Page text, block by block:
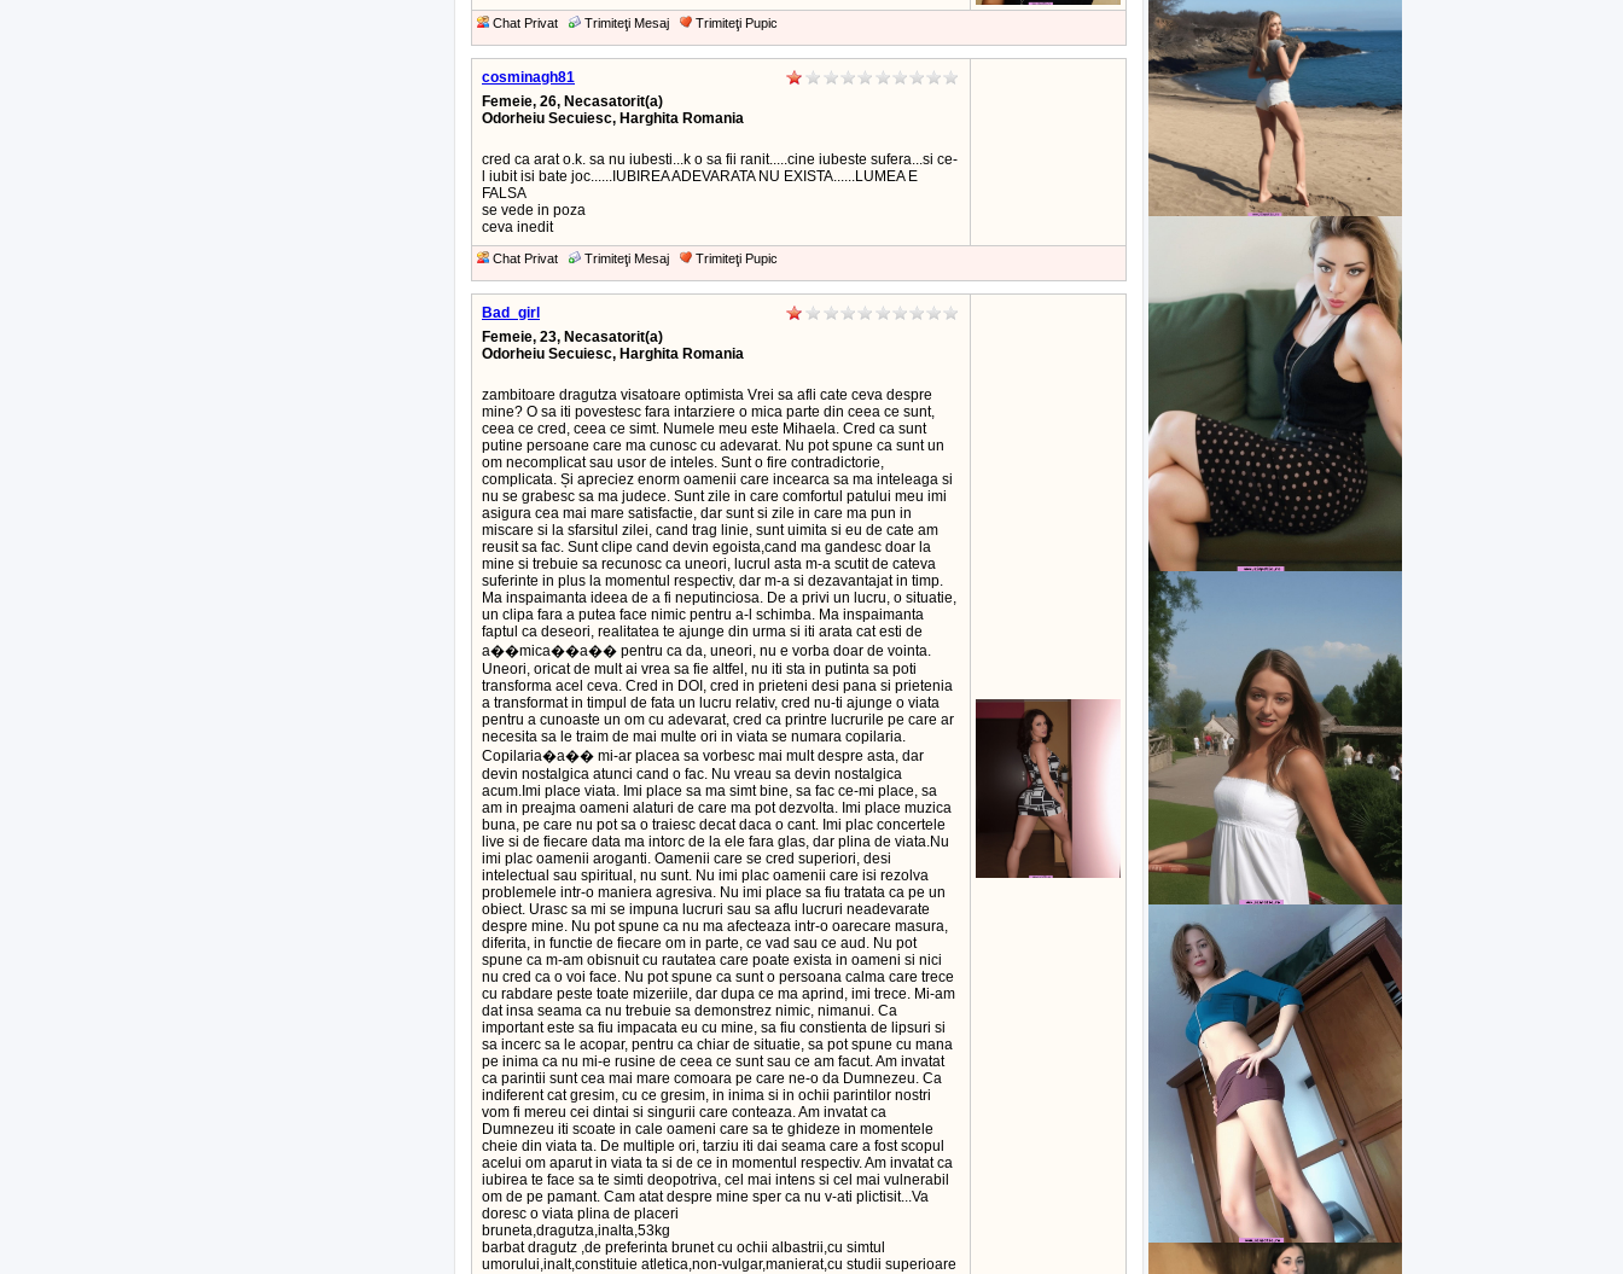
Chat Privat Trimiteţi Mesaj Trimiteţi Pupic
cosminagh81
Femeie, 26, Necasatorit(a)
Odorheiu Secuiesc, Harghita Romania
cred ca arat o.k. sa nu iubesti...k o sa fii ranit.....cine iubeste sufera...si ce-
l iubit isi bate joc......IUBIREA ADEVARATA NU EXISTA......LUMEA E
FALSA
se vede in poza
ceva inedit
Chat Privat Trimiteţi Mesaj Trimiteţi Pupic
Bad_girl
Femeie, 23, Necasatorit(a)
Odorheiu Secuiesc, Harghita Romania
zambitoare dragutza visatoare optimista Vrei sa afli cate ceva despre
mine? O sa iti povestesc fara intarziere o mica parte din ceea ce sunt,
ceea ce cred, ceea ce simt. Numele meu este Mihaela. Cred ca sunt
putine persoane care ma cunosc cu adevarat. Nu pot spune ca sunt un
om necomplicat sau usor de inteles. Sunt o fire contradictorie,
complicata. Și apreciez enorm oamenii care incearca sa ma inteleaga si
nu se grabesc sa ma judece. Sunt zile in care comfortul patului meu imi
asigura cea mai mare satisfactie, dar sunt si zile in care ma pun in
miscare si la sfarsitul zilei, cand trag linie, sunt uimita si eu de cate am
reusit sa fac. Sunt clipe cand devin egoista,cand ma gandesc doar la
mine si trebuie sa recunosc ca uneori, lucrul asta m-a scutit de cateva
suferinte in plus la momentul respectiv, dar m-a si dezavantajat in timp.
Ma inspaimanta ideea de a fi neputinciosa. De a privi un lucru, o situatie,
un clipa fara a putea face nimic pentru a-l schimba. Ma inspaimanta
faptul ca deseori, realitatea te ajunge din urma si iti arata cat esti de
a��mica��a�� pentru ca da, uneori, nu e vorba doar de vointa.
Uneori, oricat de mult ai vrea sa fie altfel, nu iti sta in putinta sa poti
transforma acel ceva. Cred in DOI, cred in prieteni desi pana si prietenia
a transformat in timpul de fata un lucru relativ, cred nu-ti ajunge o viata
pentru a cunoaste un om cu adevarat, cred ca printre lucrurile pe care ar
necesita sa le traim de mai multe ori in viata se numara copilaria.
Copilaria�a�� mi-ar placea sa vorbesc mai mult despre asta, dar
devin nostalgica atunci cand o fac. Nu vreau sa devin nostalgica
acum.Imi place viata. Imi place sa ma simt bine, sa fac ce-mi place, sa
am in preajma oameni alaturi de care ma pot dezvolta. Imi place muzica
buna, pe care nu pot sa o traiesc decat daca o cant. Imi plac concertele
live si de fiecare data ma intorc de la ele fara glas, dar plina de viata.Nu
imi plac oamenii aroganti. Oamenii care se cred superiori, desi
intelectual sau spiritual, nu sunt. Nu imi plac oamenii care isi rezolva
problemele intr-o maniera agresiva. Nu imi place sa fiu tratata ca pe un
obiect. Urasc sa mi se impuna lucruri sau sa aflu lucruri neadevarate
despre mine. Nu pot spune ca nu ma afecteaza intr-o oarecare masura,
diferita, in functie de fiecare om in parte, ce vad sau ce aud. Nu pot
spune ca m-am obisnuit cu rautatea care poate exista in oameni si nici
nu cred ca o voi face. Nu pot spune ca sunt o persoana calma care trece
cu rabdare peste toate mizeriile, dar dupa ce ma aprind, imi trece. Mi-am
dat insa seama ca nu trebuie sa demonstrez nimic, nimanui. Ca
important este sa fiu impacata eu cu mine, sa fiu constienta de lipsuri si
sa incerc sa le acopar, pentru ca chiar de situatie, sa pot spune cu mana
pe inima ca nu mi-e rusine de ceea ce sunt sau ce am facut. Am invatat
ca parintii sunt cea mai mare comoara pe care ne-o da Dumnezeu. Ca
indiferent cat gresim, cu ce gresim, in inima si in ochii parintilor nostri
vom fi mereu cei dintai si singurii care conteaza. Am invatat ca
Dumnezeu iti scoate in cale oameni care sa te ghideze in momentele
cheie din viata ta. De multiple ori, tarziu iti dai seama care a fost scopul
acelui om aparut in viata ta si de ce in momentul respectiv. Am invatat ca
iubirea te face sa te simti deopotriva, cel mai intens si cel mai vulnerabil
om de pe pamant. Cam atat despre mine sper ca nu v-ati plictisit...Va
doresc o viata plina de placeri
bruneta,dragutza,inalta,53kg
barbat dragutz ,de preferinta brunet cu ochii albastrii,cu simtul
umorului,inalt,constituie atletica,non-vulgar,manierat,cu studii superioare